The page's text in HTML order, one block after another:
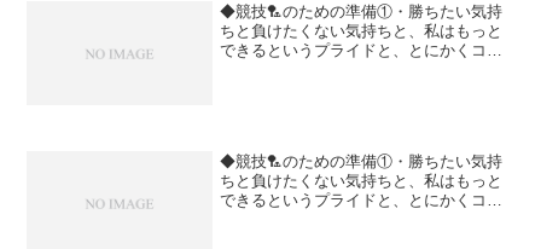
◆競技🏸のための準備①・勝ちたい気持
ちと負けたくない気持ちと、私はもっと
できるというプライドと、とにかくコー
◆競技🏸のための準備①・勝ちたい気持
ちと負けたくない気持ちと、私はもっと
できるというプライドと、とにかくコー